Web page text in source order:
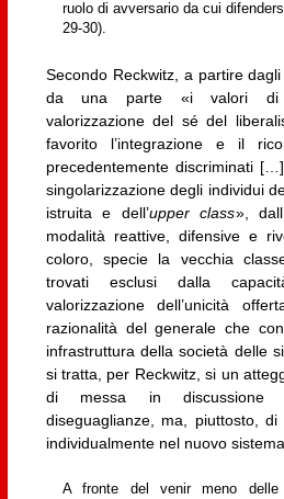
ruolo di avversario da cui
29-30).
Secondo Reckwitz, a partire
da una parte «i valori di
valorizzazione del sé del
favorito l’integrazione e il
precedentemente discriminati
singolarizzazione degli individui
istruita e dell’upper class»,
modalità reattive, difensive e
coloro, specie la vecchia
trovati esclusi dalla
valorizzazione dell’unicità
razionalità del generale che
infrastruttura della società delle
si tratta, per Reckwitz, si un
di messa in discussione
diseguaglianze, ma, piuttosto,
individualmente nel nuovo sistema.
A fronte del venir meno delle